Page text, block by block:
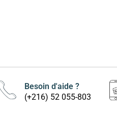
Besoin d'aide ?
(+216) 52 055-803